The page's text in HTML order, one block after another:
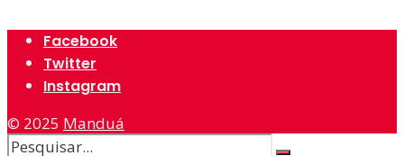
Facebook
Twitter
Instagram
© 2025 Manduá